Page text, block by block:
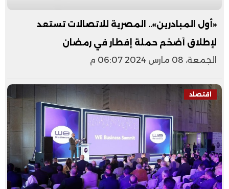
«أول المبادرين».. المصرية للاتصالات تستعد
لإطلاق أضخم حملة إفطار في رمضان
الجمعة، 08 مارس 2024 06:07 م
اقتصاد